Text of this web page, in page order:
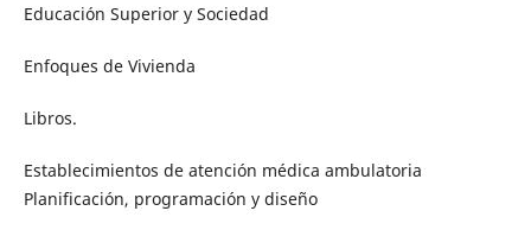
Educación Superior y Sociedad
Enfoques de Vivienda
Libros.
Establecimientos de atención médica ambulatoria
Planificación, programación y diseño